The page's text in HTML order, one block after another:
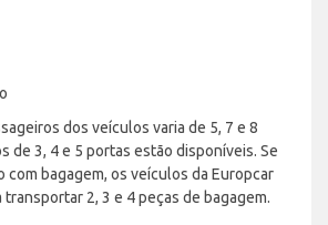
dos veículos varia de 5, 7 e 8
de 3, 4 e 5 portas estão disponíveis. Se
com bagagem, os veículos da Europcar
2, 3 e 4 peças de bagagem.